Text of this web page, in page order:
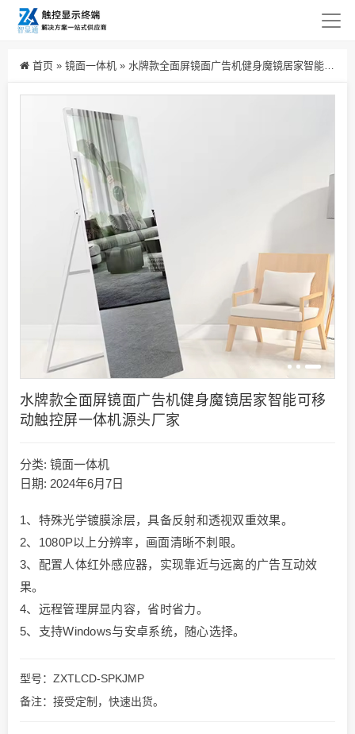
首页 » 镜面一体机 » 水牌款全面屏镜面广告机健身魔镜居家智能可移动触控屏一体机源头厂家
水牌款全面屏镜面广告机健身魔镜居家智能可移
动触控屏一体机源头厂家
分类: 镜面一体机
日期: 2024年6月7日
1、特殊光学镀膜涂层，具备反射和透视双重效果。
2、1080P以上分辨率，画面清晰不刺眼。
3、配置人体红外感应器，实现靠近与远离的广告互动效
果。
4、远程管理屏显内容，省时省力。
5、支持Windows与安卓系统，随心选择。
型号：ZXTLCD-SPKJMP
备注：接受定制，快速出货。